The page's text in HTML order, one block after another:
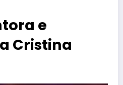
e
Cristina